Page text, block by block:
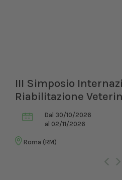
III Simposio
Riabilitazione
Dal 30/10/2026
al 02/11/2026
Roma (RM)